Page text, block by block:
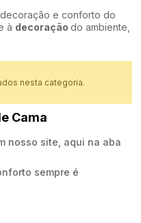
e conforto do
à decoraçãodo ambiente,
elegante e com a sua
como também um
se incorporada de forma
ter as medidas certas de
uma maior
nesta categoria.
Cama
nosso site, aqui na aba
sempre é